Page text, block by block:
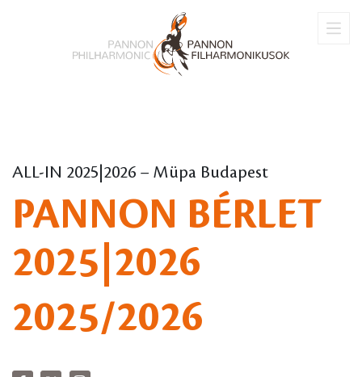
ALL-IN 2025|2026 – Müpa Budapest
PANNON BÉRLET
2025|2026
2025/2026